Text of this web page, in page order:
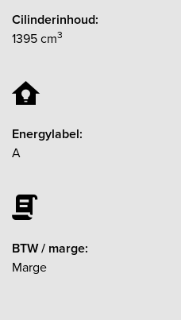
Cilinderinhoud:
1395 cm3
Energylabel:
A
BTW / marge:
Marge